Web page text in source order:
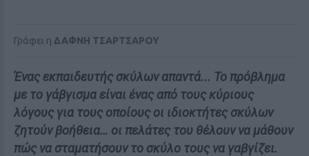
Γράφει η ΔΑΦΝΗ ΤΣΑΡΤΣΑΡΟΥ
Ένας εκπαιδευτής σκύλων απαντά... Το πρόβλημα
με το γάβγισμα είναι ένας από τους κύριους
λόγους για τους οποίους οι ιδιοκτήτες σκύλων
ζητούν βοήθεια… οι πελάτες του θέλουν να μάθουν
πώς να σταματήσουν το σκύλο τους να γαβγίζει.